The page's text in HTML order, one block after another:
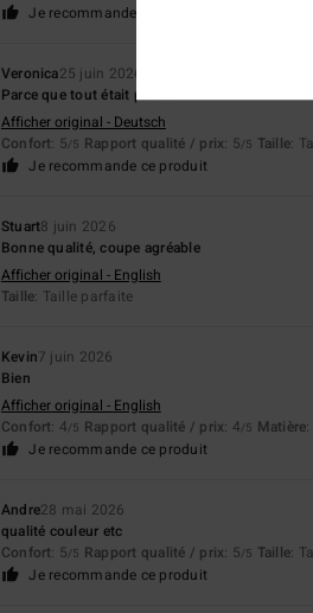
Je recommande ce produit
Veronica25 juin 2026
Parce que tout était parfait
Afficher original - Deutsch
Confort: 5/5 Rapport qualité / prix: 5/5 Taille:
Je recommande ce produit
Stuart8 juin 2026
Bonne qualité, coupe agréable
Afficher original - English
Taille: Taille parfaite
Kevin7 juin 2026
Bien
Afficher original - English
Confort: 4/5 Rapport qualité / prix: 4/5 Matière
Je recommande ce produit
Andre28 mai 2026
qualité couleur etc
Confort: 5/5 Rapport qualité / prix: 5/5 Taille:
Je recommande ce produit